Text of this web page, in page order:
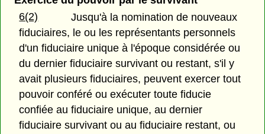
6(2)
Jusqu'à la nomination de nouveaux
fiduciaires, le ou les représentants personnels
d'un fiduciaire unique à l'époque considérée ou
du dernier fiduciaire survivant ou restant, s'il y
avait plusieurs fiduciaires, peuvent exercer tout
pouvoir conféré ou exécuter toute fiducie
confiée au fiduciaire unique, au dernier
fiduciaire survivant ou au fiduciaire restant, ou